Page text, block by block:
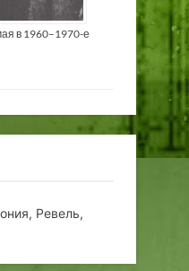
в 1960–1970-е
Ревель,